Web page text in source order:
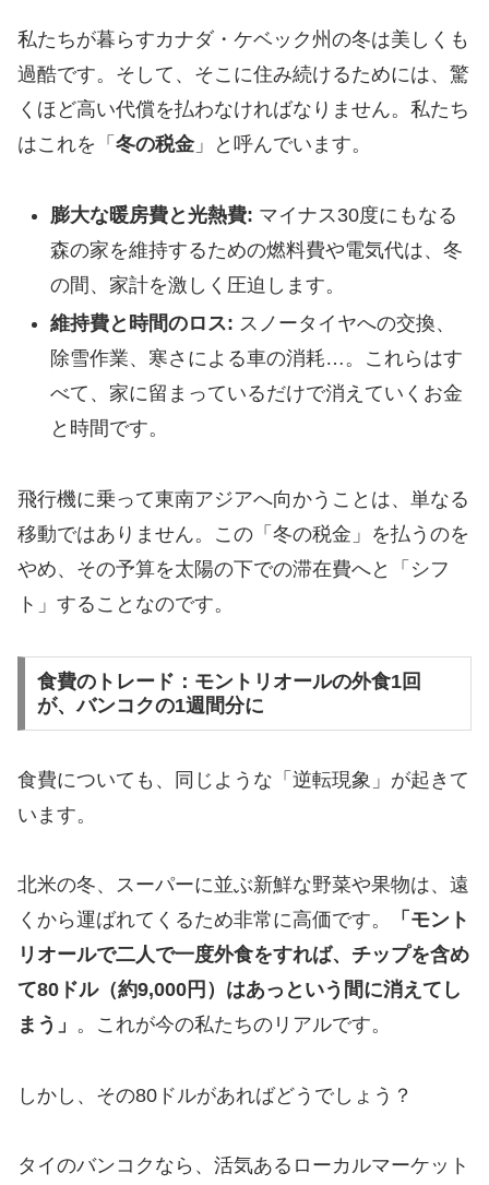
私たちが暮らすカナダ・ケベック州の冬は美しくも
過酷です。そして、そこに住み続けるためには、驚
くほど高い代償を払わなければなりません。私たち
はこれを「 冬の税金 」と呼んでいます。
膨大な暖房費と光熱費: マイナス30度にもなる
森の家を維持するための燃料費や電気代は、冬
の間、家計を激しく圧迫します。
維持費と時間のロス: スノータイヤへの交換、
除雪作業、寒さによる車の消耗…。これらはす
べて、家に留まっているだけで消えていくお金
と時間です。
​飛行機に乗って東南アジアへ向かうことは、単なる
移動ではありません。この「冬の税金」を払うのを
やめ、その予算を太陽の下での滞在費へと「シフ
ト」することなのです。
食費のトレード：モントリオールの外食1回
が、バンコクの1週間分に
​食費についても、同じような「逆転現象」が起きて
います。
​北米の冬、スーパーに並ぶ新鮮な野菜や果物は、遠
くから運ばれてくるため非常に高価です。
「モント
リオールで二人で一度外食をすれば、チップを含め
て80ドル（約9,000円）はあっという間に消えてし
まう」 。これが今の私たちのリアルです。
​しかし、その80ドルがあればどうでしょう？
タイのバンコクなら、活気あるローカルマーケット